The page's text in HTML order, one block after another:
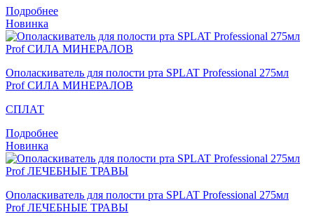
Подробнее
Новинка
Ополаскиватель для полости рта SPLAT Professional 275мл
Prof СИЛА МИНЕРАЛОВ
СПЛАТ
Подробнее
Новинка
Ополаскиватель для полости рта SPLAT Professional 275мл
Prof ЛЕЧЕБНЫЕ ТРАВЫ